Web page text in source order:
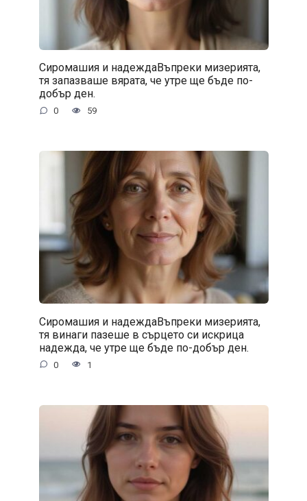
Сиромашия и надеждаВъпреки мизерията,
тя запазваше вярата, че утре ще бъде по-
добър ден.
0 59
Сиромашия и надеждаВъпреки мизерията,
тя винаги пазеше в сърцето си искрица
надежда, че утре ще бъде по-добър ден.
0 1